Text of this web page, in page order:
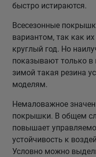
быстро истираются.
Всесезонные
вариантом, так как
круглый год. Но
показывают только в
зимой такая резина
моделям.
Немаловажное
покрышки. В общем
повышает
устойчивость к
Условно можно